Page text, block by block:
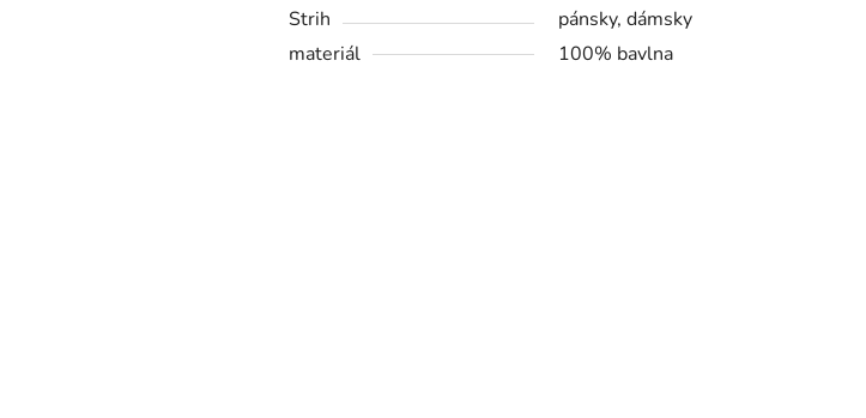
Strih
pánsky, dámsky
materiál
100% bavlna